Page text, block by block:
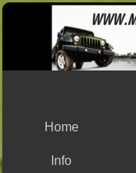
Home
Info